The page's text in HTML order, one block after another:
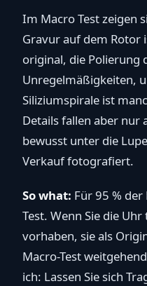
Im Macro Test zeigen
Gravur auf dem Rotor
original, die Polierung
Unregelmäßigkeiten,
Siliziumspirale ist
Details fallen aber nur
bewusst unter die
Verkauf fotografiert.
So what: Für 95 %
Test. Wenn Sie die
vorhaben, sie als
Macro-Test
ich: Lassen Sie sich